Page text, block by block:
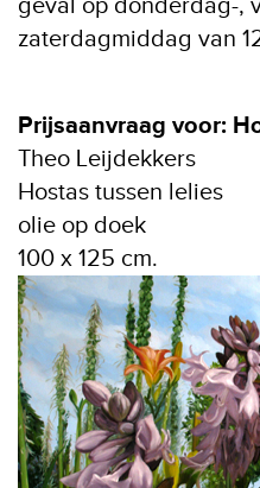
geval op donderdag-,
zaterdagmiddag van
Prijsaanvraag voor:
Theo Leijdekkers
Hostas tussen lelies
olie op doek
100 x 125 cm.